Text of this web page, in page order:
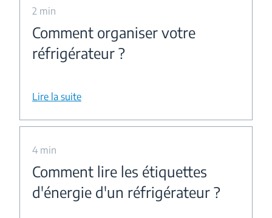
2 min
Comment organiser votre
réfrigérateur ?
Lire la suite
4 min
Comment lire les étiquettes
d'énergie d'un réfrigérateur ?